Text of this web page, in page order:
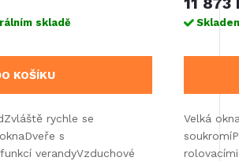
skladě
KOŠÍKU
rychle se
s
verandyVzduchové
Velká